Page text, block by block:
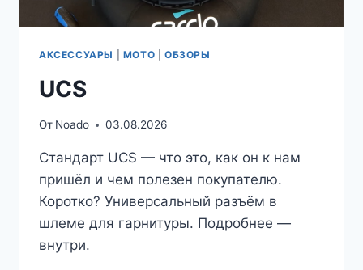
АКСЕССУАРЫ МОТО ОБЗОРЫ
UCS
От Noado 03.08.2026
Стандарт UCS — что это, как он к нам
пришёл и чем полезен покупателю.
Коротко? Универсальный разъём в
шлеме для гарнитуры. Подробнее —
внутри.